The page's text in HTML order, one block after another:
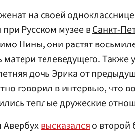
на своей однокласснице
при Русском музее вСанкт-
Нины, они растят
матери телеведущего. Также
дочь Эрика от
говорил в интервью, что
теплые дружеские
Авербухвысказалсяо второй